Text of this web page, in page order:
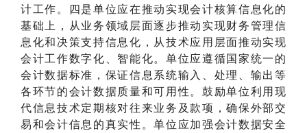
计工作。四是单位应在推动实现会计核算信息化的
基础上，从业务领域层面逐步推动实现财务管理信
息化和决策支持信息化，从技术应用层面推动实现
会计工作数字化、智能化。单位应遵循国家统一的
会计数据标准，保证信息系统输入、处理、输出等
各环节的会计数据质量和可用性。鼓励单位利用现
代信息技术定期核对往来业务及款项，确保外部交
易和会计信息的真实性。单位应加强会计数据安全